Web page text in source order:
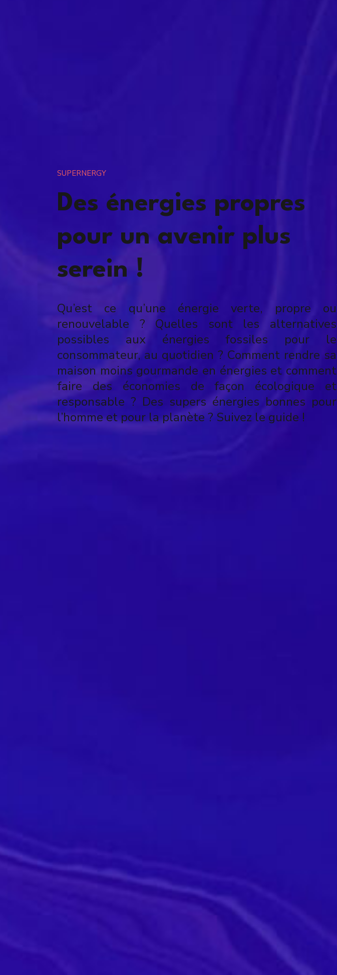
SUPERNERGY
Des énergies propres
pour un avenir plus
serein !
Qu’est ce qu’une énergie verte, propre ou
renouvelable ? Quelles sont les alternatives
possibles aux énergies fossiles pour le
consommateur, au quotidien ? Comment rendre sa
maison moins gourmande en énergies et comment
faire des économies de façon écologique et
responsable ? Des supers énergies bonnes pour
l’homme et pour la planète ? Suivez le guide !